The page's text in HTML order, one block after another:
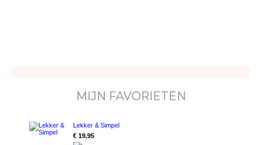
MIJN FAVORIETEN
Lekker & Simpel
€ 19,95